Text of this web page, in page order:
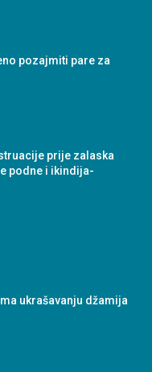
pozajmiti pare za
prije zalaska
podne i ikindija-
ukrašavanju džamija